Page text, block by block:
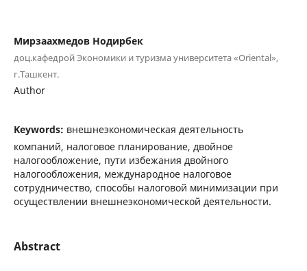
Мирзаахмедов Нодирбек
доц.кафедрой Экономики и туризма университета «Oriental»,
г.Ташкент.
Author
Keywords: внешнеэкономическая деятельность
компаний, налоговое планирование, двойное
налогообложение, пути избежания двойного
налогообложения, международное налоговое
сотрудничество, способы налоговой минимизации при
осуществлении внешнеэкономической деятельности.
Abstract